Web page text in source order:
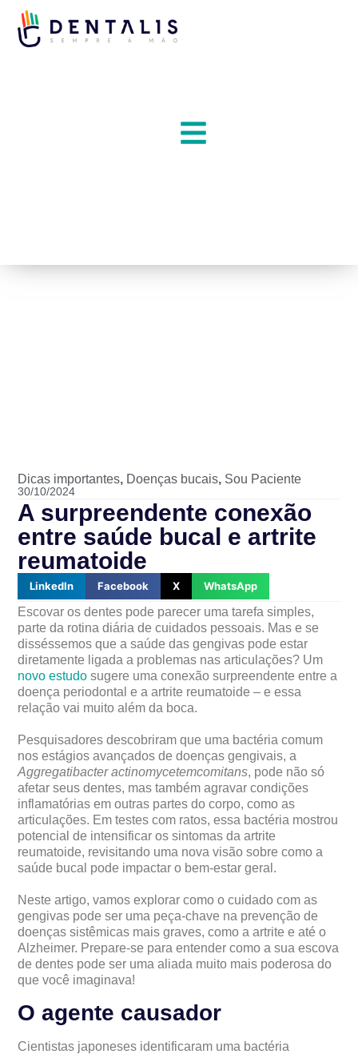
Dicas importantes, Doenças bucais, Sou Paciente
30/10/2024
A surpreendente conexão
entre saúde bucal e artrite
reumatoide
LinkedIn Facebook X WhatsApp
Escovar os dentes pode parecer uma tarefa simples,
parte da rotina diária de cuidados pessoais. Mas e se
disséssemos que a saúde das gengivas pode estar
diretamente ligada a problemas nas articulações? Um
novo estudo sugere uma conexão surpreendente entre a
doença periodontal e a artrite reumatoide – e essa
relação vai muito além da boca.
Pesquisadores descobriram que uma bactéria comum
nos estágios avançados de doenças gengivais, a
Aggregatibacter actinomycetemcomitans, pode não só
afetar seus dentes, mas também agravar condições
inflamatórias em outras partes do corpo, como as
articulações. Em testes com ratos, essa bactéria mostrou
potencial de intensificar os sintomas da artrite
reumatoide, revisitando uma nova visão sobre como a
saúde bucal pode impactar o bem-estar geral.
Neste artigo, vamos explorar como o cuidado com as
gengivas pode ser uma peça-chave na prevenção de
doenças sistêmicas mais graves, como a artrite e até o
Alzheimer. Prepare-se para entender como a sua escova
de dentes pode ser uma aliada muito mais poderosa do
que você imaginava!
O agente causador
Cientistas japoneses identificaram uma bactéria